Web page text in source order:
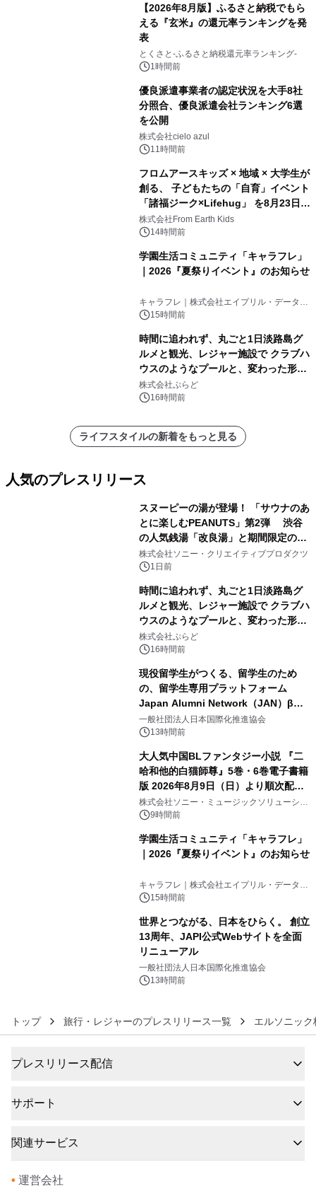
【2026年8月版】ふるさと納税でもら
える『玄米』の還元率ランキングを発
表
とくさと-ふるさと納税還元率ランキング-
1時間前
優良派遣事業者の認定状況を大手8社
分照合、優良派遣会社ランキング6選
を公開
株式会社cielo azul
11時間前
フロムアースキッズ × 地域 × 大学生が
創る、 子どもたちの「自育」イベント
「諸福ジーク×Lifehug」 を8月23日
(日)開催
株式会社From Earth Kids
14時間前
学園生活コミュニティ「キャラフレ」
｜2026『夏祭りイベント』のお知らせ
キャラフレ｜株式会社エイプリル・データ・
デザインズ
15時間前
時間に追われず、丸ごと1日淡路島グ
ルメと観光、レジャー施設で クラブハ
ウスのようなプールと、変わった形の
サウナも 「THE BOXY AWAJI」のお
得な素泊まり連泊プランで
株式会社ぷらど
16時間前
ライフスタイルの新着をもっと見る
人気のプレスリリース
スヌーピーの湯が登場！ 「サウナのあ
とに楽しむPEANUTS」第2弾 渋谷
の人気銭湯「改良湯」と期間限定のコ
ラボレーション サウナイキタイコラ
ボグッズも発売決定！
株式会社ソニー・クリエイティブプロダクツ
1日前
時間に追われず、丸ごと1日淡路島グ
ルメと観光、レジャー施設で クラブハ
ウスのようなプールと、変わった形の
サウナも 「THE BOXY AWAJI」のお
得な素泊まり連泊プランで
株式会社ぷらど
16時間前
現役留学生がつくる、留学生のため
の、留学生専用プラットフォーム
Japan Alumni Network（JAN）β版
をリリース
一般社団法人日本国際化推進協会
13時間前
大人気中国BLファンタジー小説 『二
哈和他的白猫師尊』5巻・6巻電子書籍
版 2026年8月9日（日）より順次配信
開始
株式会社ソニー・ミュージックソリューショ
ンズ9時間前
学園生活コミュニティ「キャラフレ」
｜2026『夏祭りイベント』のお知らせ
キャラフレ｜株式会社エイプリル・データ・
デザインズ
15時間前
世界とつながる、日本をひらく。 創立
13周年、JAPI公式Webサイトを全面
リニューアル
一般社団法人日本国際化推進協会
13時間前
トップ 旅行・レジャーのプレスリリース一覧 エルソニック
プレスリリース配信
サポート
関連サービス
• 運営会社